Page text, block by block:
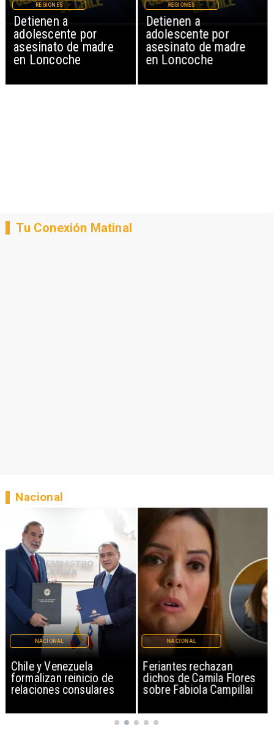
Detienen a
adolescente por
asesinato de madre
en Loncoche
REGIONES
Detienen a
adolescente por
asesinato de madre
en Loncoche
REGIONES
Tu Conexión Matinal
Chile y Venezuela
formalizan reinicio de
relaciones consulares
NACIONAL
Feriantes rechazan
dichos de Camila Flores
sobre Fabiola Campillai
NACIONAL
Nacional